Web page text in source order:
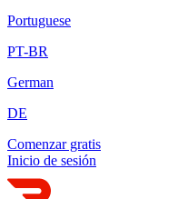
Portuguese
PT-BR
German
DE
Comenzar gratis
Inicio de sesión